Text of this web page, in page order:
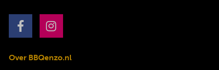
Over BBQenzo.nl